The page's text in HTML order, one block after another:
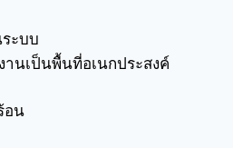
ะบบ
นเป็นพื้นที่อเนกประสงค์
อน